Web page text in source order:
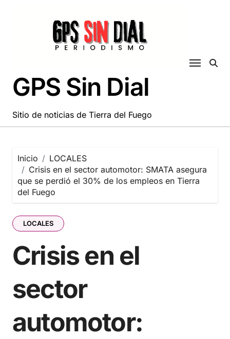
GPS Sin Dial
Sitio de noticias de Tierra del Fuego
Inicio
LOCALES
Crisis en el sector automotor: SMATA asegura
que se perdió el 30% de los empleos en Tierra
del Fuego
LOCALES
Crisis en el
sector
automotor: